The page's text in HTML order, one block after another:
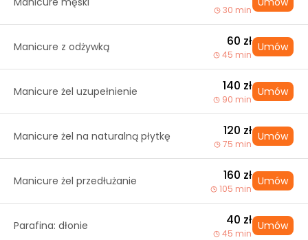
30 min
Manicure z odżywką 60 zł
45 min
Umów
Manicure żel uzupełnienie 140 zł
90 min
Umów
Manicure żel na naturalną płytkę 120 zł
75 min
Umów
Manicure żel przedłużanie 160 zł
105 min
Umów
Parafina: dłonie 40 zł
45 min
Umów